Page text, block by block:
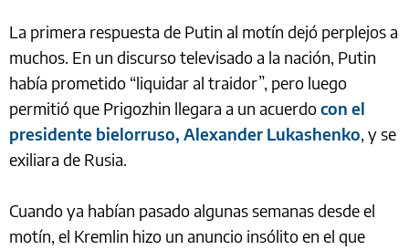
La primera respuesta de Putin al motín dejó perplejos a
muchos. En un discurso televisado a la nación, Putin
había prometido “liquidar al traidor”, pero luego
permitió que Prigozhin llegara a un acuerdocon el
presidente bielorruso, Alexander Lukashenko, y se
exiliara de Rusia.
Cuando ya habían pasado algunas semanas desde el
motín, el Kremlin hizo un anuncio insólito en el que